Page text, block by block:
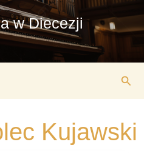
w Diecezji
Kujawski